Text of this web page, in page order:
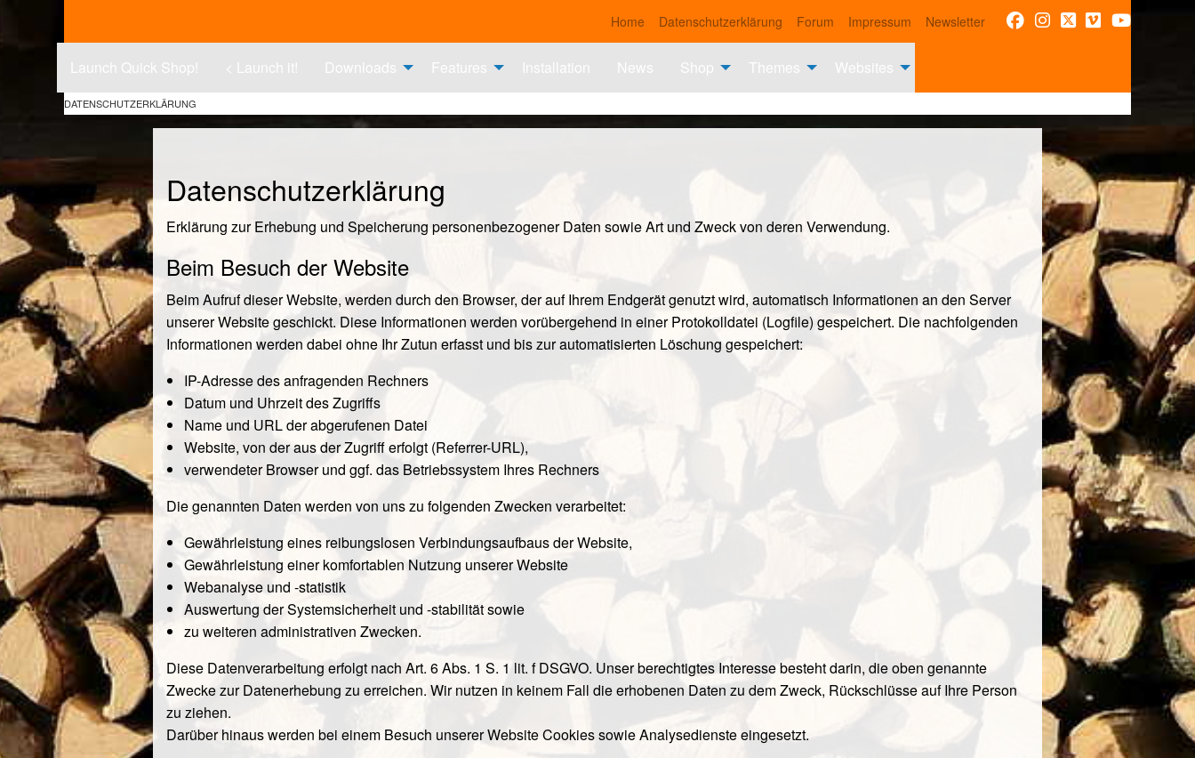
Home Datenschutzerklärung Forum Impressum Newsletter
Launch Quick Shop! < Launch it! Downloads Features Installation News Shop Themes Websites
DATENSCHUTZERKLÄRUNG
Datenschutzerklärung
Erklärung zur Erhebung und Speicherung personenbezogener Daten sowie Art und Zweck von deren Verwendung.
Beim Besuch der Website
Beim Aufruf dieser Website, werden durch den Browser, der auf Ihrem Endgerät genutzt wird, automatisch Informationen an den Server
unserer Website geschickt. Diese Informationen werden vorübergehend in einer Protokolldatei (Logfile) gespeichert. Die nachfolgenden
Informationen werden dabei ohne Ihr Zutun erfasst und bis zur automatisierten Löschung gespeichert:
IP-Adresse des anfragenden Rechners
Datum und Uhrzeit des Zugriffs
Name und URL der abgerufenen Datei
Website, von der aus der Zugriff erfolgt (Referrer-URL),
verwendeter Browser und ggf. das Betriebssystem Ihres Rechners
Die genannten Daten werden von uns zu folgenden Zwecken verarbeitet:
Gewährleistung eines reibungslosen Verbindungsaufbaus der Website,
Gewährleistung einer komfortablen Nutzung unserer Website
Webanalyse und -statistik
Auswertung der Systemsicherheit und -stabilität sowie
zu weiteren administrativen Zwecken.
Diese Datenverarbeitung erfolgt nach Art. 6 Abs. 1 S. 1 lit. f DSGVO. Unser berechtigtes Interesse besteht darin, die oben genannte
Zwecke zur Datenerhebung zu erreichen. Wir nutzen in keinem Fall die erhobenen Daten zu dem Zweck, Rückschlüsse auf Ihre Person
zu ziehen.
Darüber hinaus werden bei einem Besuch unserer Website Cookies sowie Analysedienste eingesetzt.